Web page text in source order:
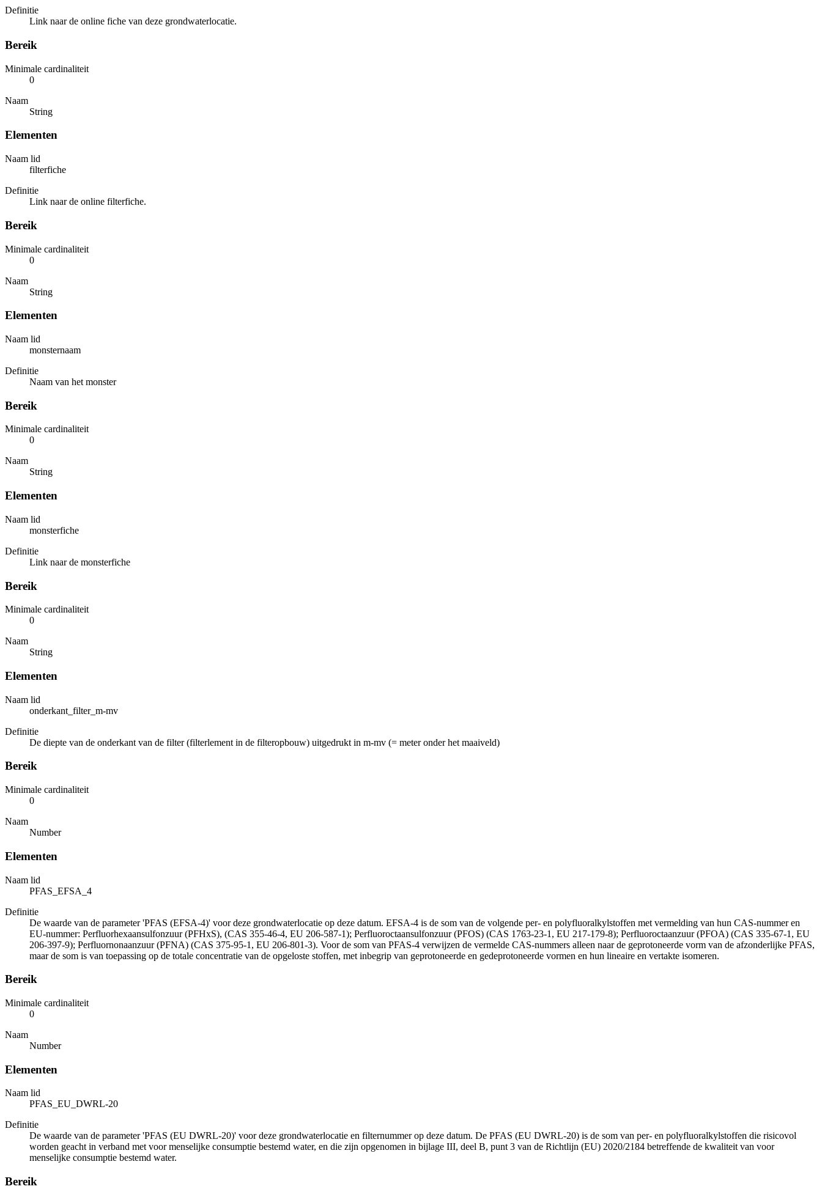
Definitie
Link naar de online fiche van deze grondwaterlocatie.
Bereik
Minimale cardinaliteit
0
Naam
String
Elementen
Naam lid
filterfiche
Definitie
Link naar de online filterfiche.
Bereik
Minimale cardinaliteit
0
Naam
String
Elementen
Naam lid
monsternaam
Definitie
Naam van het monster
Bereik
Minimale cardinaliteit
0
Naam
String
Elementen
Naam lid
monsterfiche
Definitie
Link naar de monsterfiche
Bereik
Minimale cardinaliteit
0
Naam
String
Elementen
Naam lid
onderkant_filter_m-mv
Definitie
De diepte van de onderkant van de filter (filterlement in de filteropbouw) uitgedrukt in m-mv (= meter onder het maaiveld)
Bereik
Minimale cardinaliteit
0
Naam
Number
Elementen
Naam lid
PFAS_EFSA_4
Definitie
De waarde van de parameter 'PFAS (EFSA-4)' voor deze grondwaterlocatie op deze datum. EFSA-4 is de som van de volgende per- en polyfluoralkylstoffen met vermelding van hun CAS-nummer en
EU-nummer: Perfluorhexaansulfonzuur (PFHxS), (CAS 355-46-4, EU 206-587-1); Perfluoroctaansulfonzuur (PFOS) (CAS 1763-23-1, EU 217-179-8); Perfluoroctaanzuur (PFOA) (CAS 335-67-1, EU
206-397-9); Perfluornonaanzuur (PFNA) (CAS 375-95-1, EU 206-801-3). Voor de som van PFAS-4 verwijzen de vermelde CAS-nummers alleen naar de geprotoneerde vorm van de afzonderlijke PFAS,
maar de som is van toepassing op de totale concentratie van de opgeloste stoffen, met inbegrip van geprotoneerde en gedeprotoneerde vormen en hun lineaire en vertakte isomeren.
Bereik
Minimale cardinaliteit
0
Naam
Number
Elementen
Naam lid
PFAS_EU_DWRL-20
Definitie
De waarde van de parameter 'PFAS (EU DWRL-20)' voor deze grondwaterlocatie en filternummer op deze datum. De PFAS (EU DWRL-20) is de som van per- en polyfluoralkylstoffen die risicovol
worden geacht in verband met voor menselijke consumptie bestemd water, en die zijn opgenomen in bijlage III, deel B, punt 3 van de Richtlijn (EU) 2020/2184 betreffende de kwaliteit van voor
menselijke consumptie bestemd water.
Bereik